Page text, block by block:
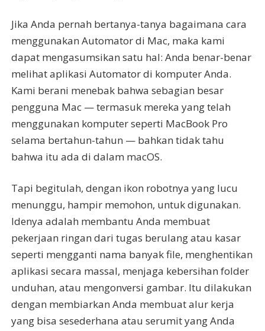
Jika Anda pernah bertanya-tanya bagaimana cara
menggunakan Automator di Mac, maka kami
dapat mengasumsikan satu hal: Anda benar-benar
melihat aplikasi Automator di komputer Anda.
Kami berani menebak bahwa sebagian besar
pengguna Mac — termasuk mereka yang telah
menggunakan komputer seperti MacBook Pro
selama bertahun-tahun — bahkan tidak tahu
bahwa itu ada di dalam macOS.
Tapi begitulah, dengan ikon robotnya yang lucu
menunggu, hampir memohon, untuk digunakan.
Idenya adalah membantu Anda membuat
pekerjaan ringan dari tugas berulang atau kasar
seperti mengganti nama banyak file, menghentikan
aplikasi secara massal, menjaga kebersihan folder
unduhan, atau mengonversi gambar. Itu dilakukan
dengan membiarkan Anda membuat alur kerja
yang bisa sesederhana atau serumit yang Anda